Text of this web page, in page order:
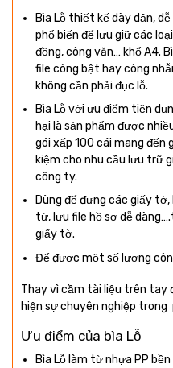
Bìa Lỗ thiết kế dày dặn,
phổ biến để lưu giữ các
đồng, công văn… khổ A4.
file còng bật hay còng
không cần phải đục lỗ.
Bìa Lỗ với ưu điểm tiện
hại là sản phẩm được
gói xấp 100 cái mang đến
kiệm cho nhu cầu lưu trữ
công ty.
Dùng để đựng các giấy
từ, lưu file hồ sơ dễ
giấy tờ.
Để được một số lượng
Thay vì cầm tài liệu trên tay
hiện sự chuyên nghiệp trong
Ưu điểm của bìa Lỗ
Bìa Lỗ làm từ nhựa PP